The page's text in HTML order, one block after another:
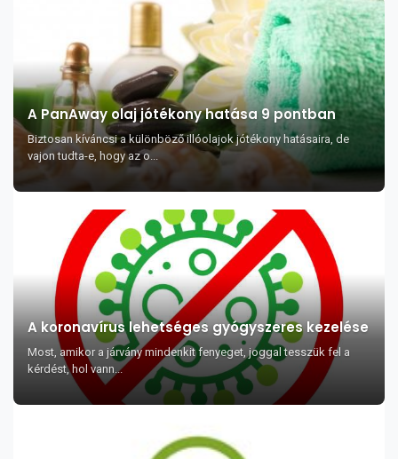
A PanAway olaj jótékony hatása 9 pontban
Biztosan kíváncsi a különböző illóolajok jótékony hatásaira, de
vajon tudta-e, hogy az o...
A koronavírus lehetséges gyógyszeres kezelése
Most, amikor a járvány mindenkit fenyeget, joggal tesszük fel a
kérdést, hol vann...